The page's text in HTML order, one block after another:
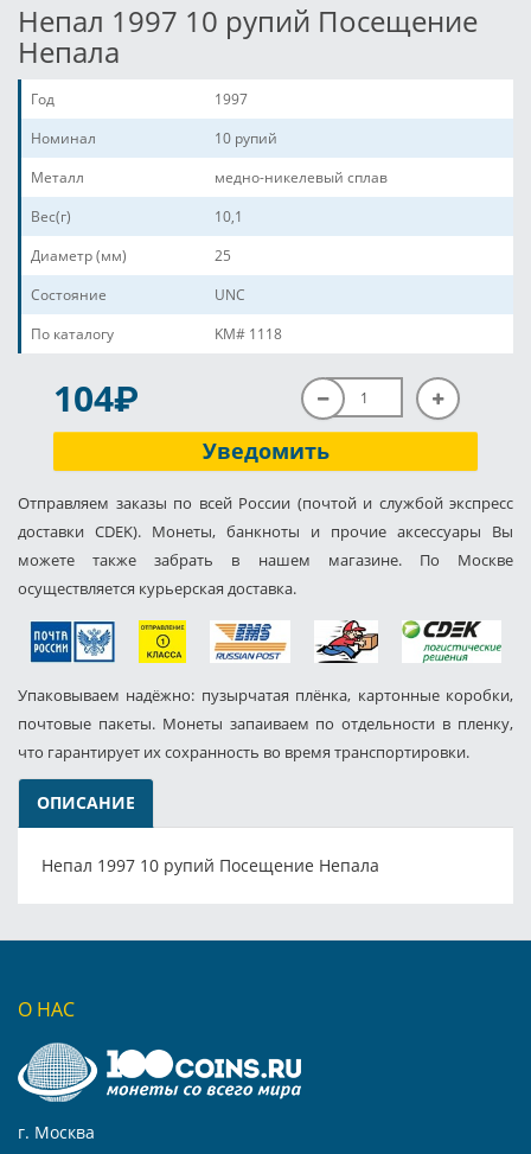
Непал 1997 10 рупий Посещение
Непала
Год
1997
Номинал
10 рупий
Металл
медно-никелевый сплав
Вес(г)
10,1
Диаметр (мм)
25
Состояние
UNC
По каталогу
KM# 1118
104P
Уведомить
Отправляем заказы по всей России (почтой и службой экспресс
доставки CDEK). Монеты, банкноты и прочие аксессуары Вы
можете также забрать в нашем магазине. По Москве
осуществляется курьерская доставка.
Упаковываем надёжно: пузырчатая плёнка, картонные коробки,
почтовые пакеты. Монеты запаиваем по отдельности в пленку,
что гарантирует их сохранность во время транспортировки.
ОПИСАНИЕ
Непал 1997 10 рупий Посещение Непала
О НАС
г. Москва